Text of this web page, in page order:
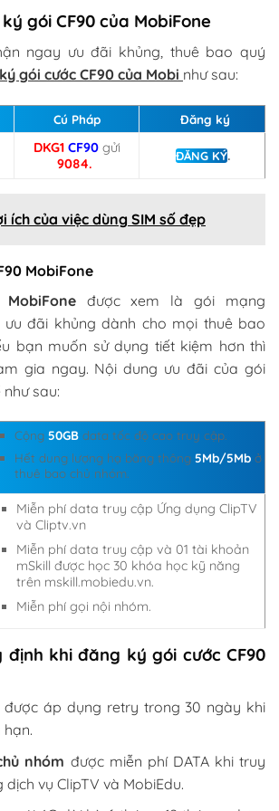
gói CF90 của MobiFone
ngay ưu đãi khủng, thuê bao quý
gói cước CF90 của Mobi như sau:
Cú Pháp Đăng ký
DKG1 CF90gửi
9084.
ĐĂNG KÝ.
ích của việc dùng SIM số đẹp
MobiFone
được xem là gói mạng
ưu đãi khủng dành cho mọi thuê bao
bạn muốn sử dụng tiết kiệm hơn thì
gia ngay. Nội dung ưu đãi của gói
sau:
Cộng50GB data tốc độ cao truy cập.
Hết dung lượng hạ băng thông 5Mb/5Mb ở
thuê bao chủ nhóm.
Miễn phí data truy cập Ứng dụng ClipTV
và Cliptv.vn
Miễn phí data truy cập và 01 tài khoản
mSkill được học 30 khóa học kỹ năng
trên mskill.mobiedu.vn.
Miễn phí gọi nội nhóm.
khi đăng ký gói cước CF90
được áp dụng retry trong 30 ngày khi
nhóm được miễn phí DATA khi truy
vụ ClipTV và MobiEdu.